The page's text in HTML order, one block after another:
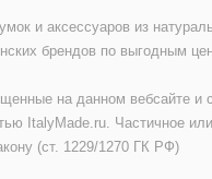
и аксессуаров из
брендов по выгодным
на данном вебсайте и
ItalyMade.ru. Частичное
(ст. 1229/1270 ГК РФ)